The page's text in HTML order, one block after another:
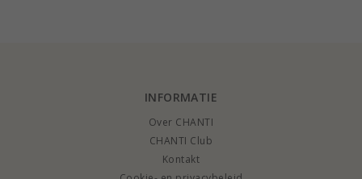
INFORMATIE
Over CHANTI
CHANTI Club
Kontakt